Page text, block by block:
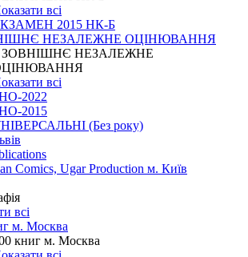
всі
2015 НК-Б
НЕЗАЛЕЖНЕ ОЦІНЮВАННЯ
ЗОВНІШНЄ НЕЗАЛЕЖНЕ
всі
2022
2015
(Без року)
Comics, Ugar Production м. Київ
всі
м. Москва
книг м. Москва